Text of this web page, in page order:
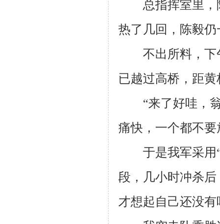
总指挥室里，
热了几回，陈毅
不出所料，下
已越过高桥，距
“来了好哇，翁
痛快，一个都不
于是我军采用“
段，几小时冲杀
才想起自己还没